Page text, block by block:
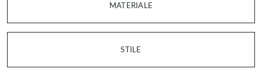
MATERIALE
STILE